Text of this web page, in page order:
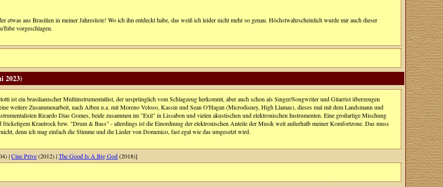
etwas aus Brasilien in meiner Jahresliste! Wo ich ihn entdeckt habe, das weiß ich leider nicht mehr so genau. Höchstwahrscheinlich wurde mir auch dieser
vorgeschlagen.
2023)
ist ein brasilianischer Multiinstrumentatlist, der ursprünglich vom Schlagzeug herkommt, aber auch schon als Singer/Songwriter und Gitarrist überzeugen
weitere Zusammenarbeit, nach Alben u.a. mit Moreno Veloso, Kassin und Sean O'Hagan (Microdisney, High Llamas), dieses mal mit dem Landsmann und
Ricardo Dias Gomes, beide zusammen im "Exil" in Lissabon und vielen akustischen und elektronischen Instrumenten. Eine großartige Mischung
frickeligem Krautrock bzw. "Drum & Bass" - allerdings ist die Einordnung der elektronischen Anteile der Musik weit außerhalb meiner Komfortzone. Das muss
denn ich mag einfach die Stimme und die Lieder von Domenico, fast egal wie das umgesetzt wird.
|Cine Prive(2012) |The Good Is A Big God(2018)]